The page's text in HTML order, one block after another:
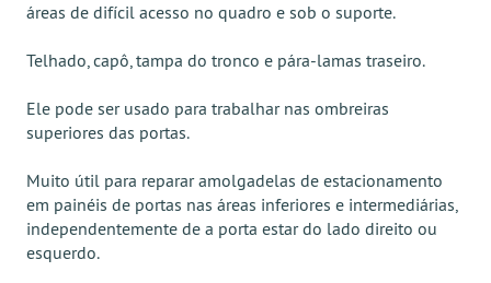
áreas de difícil acesso no quadro e sob o suporte.
Telhado, capô, tampa do tronco e pára-lamas traseiro.
Ele pode ser usado para trabalhar nas ombreiras
superiores das portas.
Muito útil para reparar amolgadelas de estacionamento
em painéis de portas nas áreas inferiores e intermediárias,
independentemente de a porta estar do lado direito ou
esquerdo.